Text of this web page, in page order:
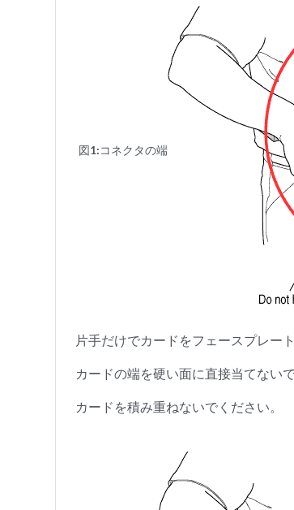
図1:コネクタの端
片手だけでカードをフェースプレー
カードの端を硬い面に直接当てない
カードを積み重ねないでください。